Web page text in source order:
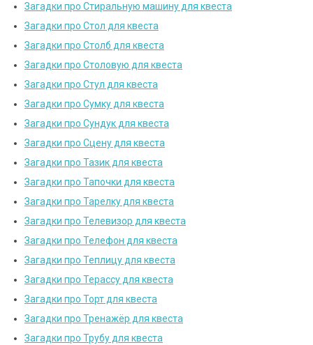
Загадки про Стиральную машину для квеста
Загадки про Стол для квеста
Загадки про Столб для квеста
Загадки про Столовую для квеста
Загадки про Стул для квеста
Загадки про Сумку для квеста
Загадки про Сундук для квеста
Загадки про Сцену для квеста
Загадки про Тазик для квеста
Загадки про Тапочки для квеста
Загадки про Тарелку для квеста
Загадки про Телевизор для квеста
Загадки про Телефон для квеста
Загадки про Теплицу для квеста
Загадки про Терассу для квеста
Загадки про Торт для квеста
Загадки про Тренажёр для квеста
Загадки про Трубу для квеста